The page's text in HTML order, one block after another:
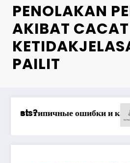
PENOLAKAN
AKIBAT
PAILIT
ssenariləri ilə uğur
Анализ Пин